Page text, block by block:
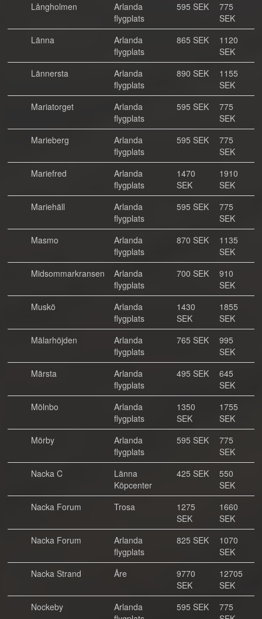
Långholmen
Arlanda
flygplats
595 SEK
775
SEK
Länna
Arlanda
flygplats
865 SEK
1120
SEK
Lännersta
Arlanda
flygplats
890 SEK
1155
SEK
Mariatorget
Arlanda
flygplats
595 SEK
775
SEK
Marieberg
Arlanda
flygplats
595 SEK
775
SEK
Mariefred
Arlanda
flygplats
1470
SEK
1910
SEK
Mariehäll
Arlanda
flygplats
595 SEK
775
SEK
Masmo
Arlanda
flygplats
870 SEK
1135
SEK
Midsommarkransen
Arlanda
flygplats
700 SEK
910
SEK
Muskö
Arlanda
flygplats
1430
SEK
1855
SEK
Mälarhöjden
Arlanda
flygplats
765 SEK
995
SEK
Märsta
Arlanda
flygplats
495 SEK
645
SEK
Mölnbo
Arlanda
flygplats
1350
SEK
1755
SEK
Mörby
Arlanda
flygplats
595 SEK
775
SEK
Nacka C
Länna
Köpcenter
425 SEK
550
SEK
Nacka Forum
Trosa
1275
SEK
1660
SEK
Nacka Forum
Arlanda
flygplats
825 SEK
1070
SEK
Nacka Strand
Åre
9770
SEK
12705
SEK
Nockeby
Arlanda
595 SEK
775